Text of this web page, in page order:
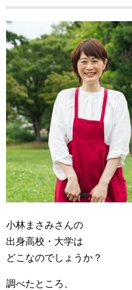
小林まさみさんの
出身高校・大学は
どこなのでしょうか？
調べたところ、